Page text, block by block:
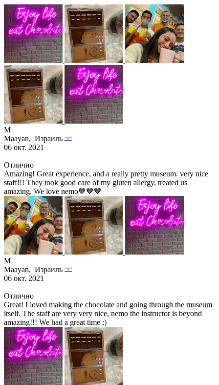
M
Maayan, Израиль
06 окт. 2021
Отлично
Amazing! Great experience, and a really pretty museum. very nice
staff!!! They took good care of my gluten allergy, treated us
amazing. We love nemo💙💙💙
M
Maayan, Израиль
06 окт. 2021
Отлично
Great! I loved making the chocolate and going through the museum
itself. The staff are very very nice, nemo the instructor is beyond
amazing!!! We had a great time :)